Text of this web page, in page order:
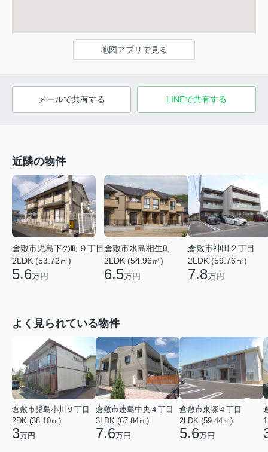
地図アプリで見る
メールで共有する LINEで共有する
近隣の物件
倉敷市児島下の町９丁目
2LDK (53.72㎡)
5.6万円
倉敷市水島相生町
2LDK (54.96㎡)
6.5万円
倉敷市神田２丁目
2LDK (59.76㎡)
7.8万円
よく見られている物件
倉敷市児島小川９丁目
2DK (38.10㎡)
3万円
倉敷市連島中央４丁目
3LDK (67.84㎡)
7.6万円
倉敷市東塚４丁目
2LDK (59.44㎡)
5.6万円